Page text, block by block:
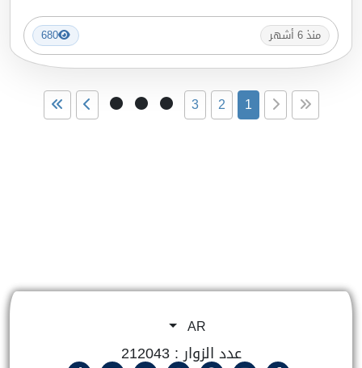
منذ 6 أشهر 680
1
2
3
AR
عدد الزوار : 212043